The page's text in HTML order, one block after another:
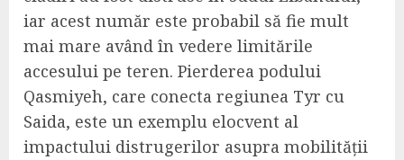
iar acest număr este probabil să fie mult
mai mare având în vedere limitările
accesului pe teren. Pierderea podului
Qasmiyeh, care conecta regiunea Tyr cu
Saida, este un exemplu elocvent al
impactului distrugerilor asupra mobilității